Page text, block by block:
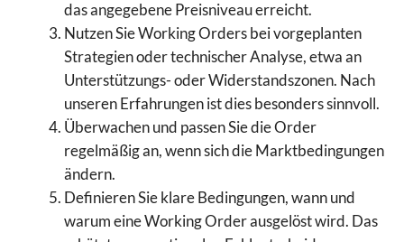
das angegebene Preisniveau erreicht.
Nutzen Sie Working Orders bei vorgeplanten
Strategien oder technischer Analyse, etwa an
Unterstützungs- oder Widerstandszonen. Nach
unseren Erfahrungen ist dies besonders sinnvoll.
Überwachen und passen Sie die Order
regelmäßig an, wenn sich die Marktbedingungen
ändern.
Definieren Sie klare Bedingungen, wann und
warum eine Working Order ausgelöst wird. Das